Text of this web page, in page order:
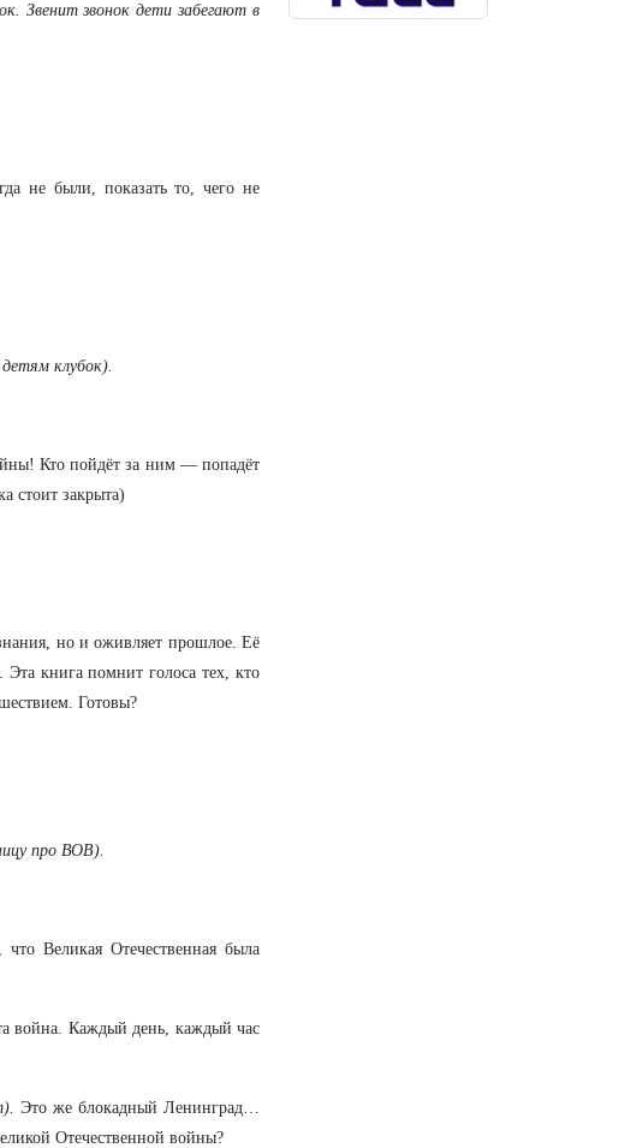
Звенит звонок дети забегают в
не были, показать то, чего не
клубок).
Кто пойдёт за ним — попадёт
стоит закрыта)
но и оживляет прошлое. Её
книга помнит голоса тех, кто
Готовы?
про ВОВ).
Великая Отечественная была
война. Каждый день, каждый час
Это же блокадный Ленинград…
Отечественной войны?